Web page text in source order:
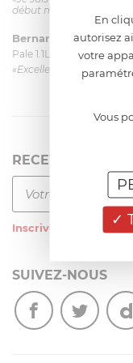
début mais ça le fait. La
Bernard le 23/06/
Pale 1.1L pour Glacier
«Excellent: produit et
RECEVEZ LA
Inscrivez-vous à
SUIVEZ-NOUS
En
autorisez
votre
Vous